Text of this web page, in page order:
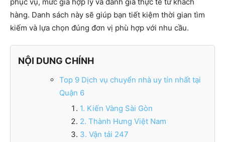
hàng. Danh sách này sẽ giúp bạn tiết kiệm thời gian tìm
kiếm và lựa chọn đúng đơn vị phù hợp với nhu cầu.
NỘI DUNG CHÍNH
Top 9 Dịch vụ chuyển nhà uy tín nhất tại
Quận 6
1. Kiến Vàng Sài Gòn
2. Thành Hưng Việt Nam
3. Vận tải 247